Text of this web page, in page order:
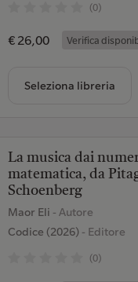
(0)
€ 26,00 Verifica
Seleziona libreria
La musica dai
matematica, da
Schoenberg
Maor Eli - Autore
Codice (2026)- Editore
(0)